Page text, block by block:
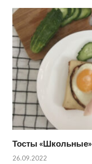
Тосты «Школьные»
26.09.2022